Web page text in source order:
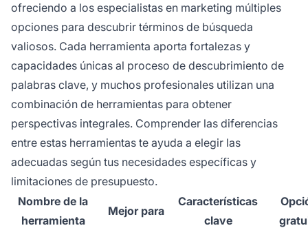
ofreciendo a los especialistas en marketing múltiples
opciones para descubrir términos de búsqueda
valiosos. Cada herramienta aporta fortalezas y
capacidades únicas al proceso de descubrimiento de
palabras clave, y muchos profesionales utilizan una
combinación de herramientas para obtener
perspectivas integrales. Comprender las diferencias
entre estas herramientas te ayuda a elegir las
adecuadas según tus necesidades específicas y
limitaciones de presupuesto.
Nombre de la
herramienta
Mejor para
Características
clave